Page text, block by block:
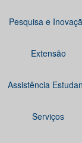
Pesquisa e
Extensão
Assistência
Serviços